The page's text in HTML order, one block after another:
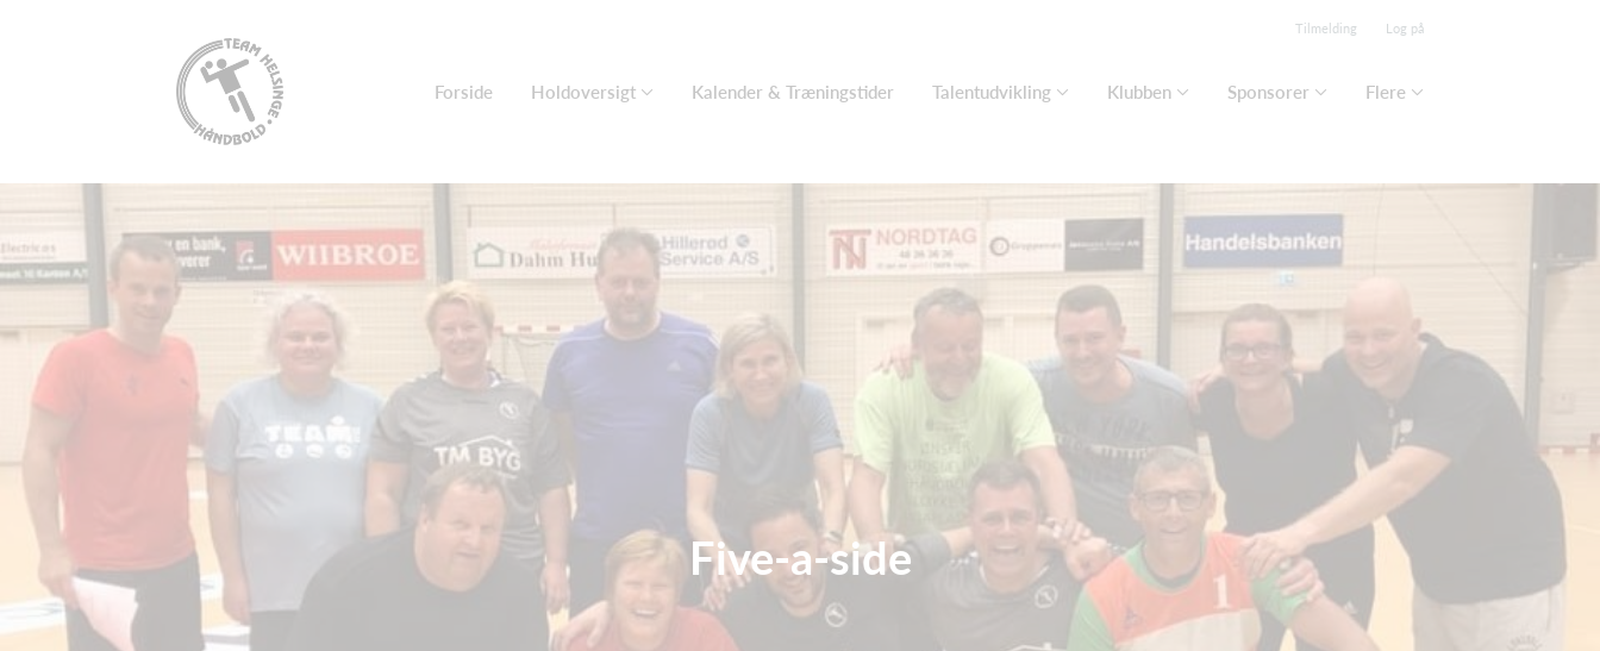
Tilmelding Log på
Forside Holdoversigt Kalender & Træningstider Talentudvikling Klubben Sponsorer Flere
Five-a-side